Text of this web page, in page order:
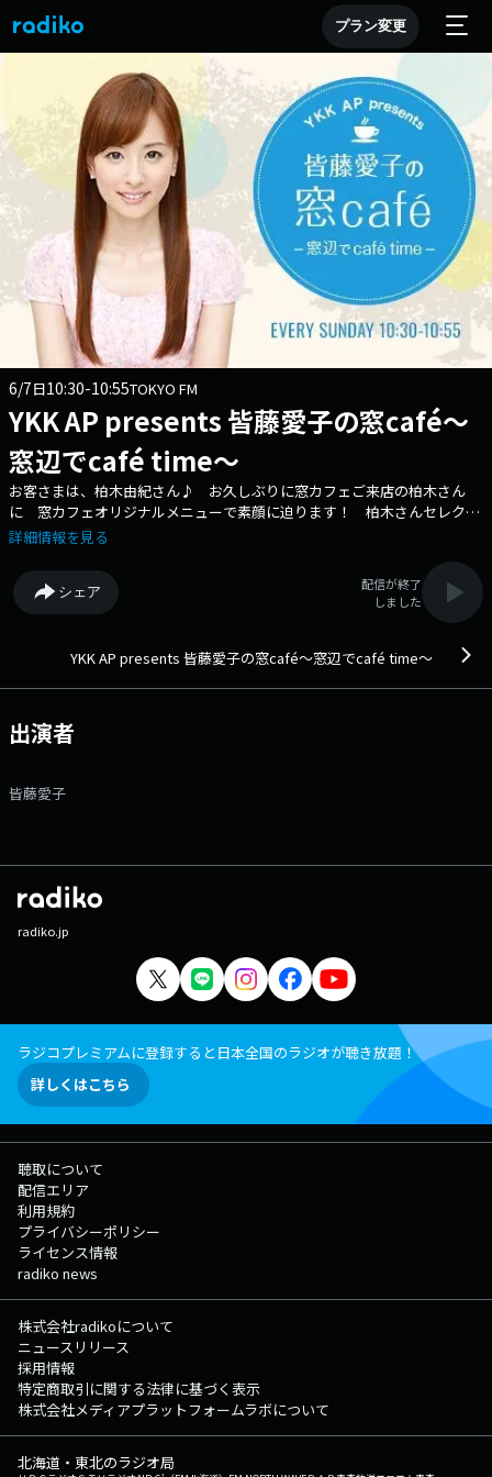
プラン変更
6/7日10:30-10:55TOKYO FM
YKK AP presents 皆藤愛子の窓café～
窓辺でcafé time～
お客さまは、柏木由紀さん♪ お久しぶりに窓カフェご来店の柏木さん
に 窓カフェオリジナルメニューで素顔に迫ります！ 柏木さんセレクト
の1曲もお楽しみにっ♪ ニューシングルのお話も！！ あなたからの
https://www.tfm.co.jp/madocafe/ メッセージフォーム：
https://www.tfm.co.jp/madocafe/index.php?catid=3429
詳細情報を見る
シェア
配信が終了
しました
YKK AP presents 皆藤愛子の窓café～窓辺でcafé time～
出演者
皆藤愛子
radiko.jp
ラジコプレミアムに登録すると日本全国のラジオが聴き放題！
詳しくはこちら
聴取について
配信エリア
利用規約
プライバシーポリシー
ライセンス情報
radiko news
株式会社radikoについて
ニュースリリース
採用情報
特定商取引に関する法律に基づく表示
株式会社メディアプラットフォームラボについて
北海道・東北のラジオ局